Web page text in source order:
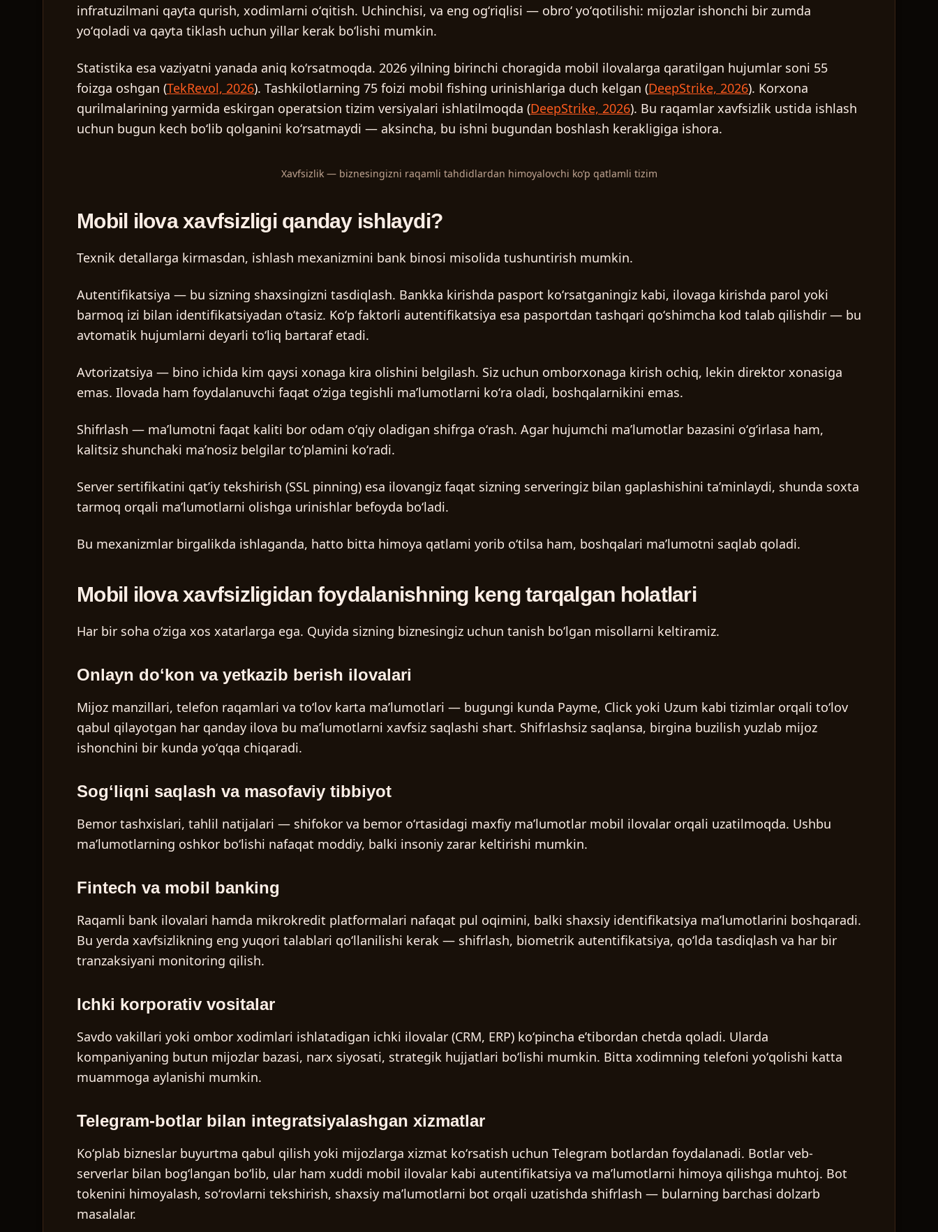
UZ
infratuzilmani qayta qurish, xodimlarni oʻqitish. Uchinchisi, va eng ogʻriqlisi — obroʻ yoʻqotilishi: mijozlar ishonchi bir zumda
yoʻqoladi va qayta tiklash uchun yillar kerak boʻlishi mumkin.
Statistika esa vaziyatni yanada aniq koʻrsatmoqda. 2026 yilning birinchi choragida mobil ilovalarga qaratilgan hujumlar soni 55
foizga oshgan (TekRevol, 2026). Tashkilotlarning 75 foizi mobil fishing urinishlariga duch kelgan (DeepStrike, 2026). Korxona
qurilmalarining yarmida eskirgan operatsion tizim versiyalari ishlatilmoqda (DeepStrike, 2026). Bu raqamlar xavfsizlik ustida ishlash
uchun bugun kech boʻlib qolganini koʻrsatmaydi — aksincha, bu ishni bugundan boshlash kerakligiga ishora.
Xavfsizlik — biznesingizni raqamli tahdidlardan himoyalovchi koʻp qatlamli tizim
Mobil ilova xavfsizligi qanday ishlaydi?
Texnik detallarga kirmasdan, ishlash mexanizmini bank binosi misolida tushuntirish mumkin.
Autentifikatsiya — bu sizning shaxsingizni tasdiqlash. Bankka kirishda pasport koʻrsatganingiz kabi, ilovaga kirishda parol yoki
barmoq izi bilan identifikatsiyadan oʻtasiz. Koʻp faktorli autentifikatsiya esa pasportdan tashqari qoʻshimcha kod talab qilishdir — bu
avtomatik hujumlarni deyarli toʻliq bartaraf etadi.
Avtorizatsiya — bino ichida kim qaysi xonaga kira olishini belgilash. Siz uchun omborxonaga kirish ochiq, lekin direktor xonasiga
emas. Ilovada ham foydalanuvchi faqat oʻziga tegishli maʼlumotlarni koʻra oladi, boshqalarnikini emas.
Shifrlash — maʼlumotni faqat kaliti bor odam oʻqiy oladigan shifrga oʻrash. Agar hujumchi maʼlumotlar bazasini oʻgʻirlasa ham,
kalitsiz shunchaki maʼnosiz belgilar toʻplamini koʻradi.
Server sertifikatini qatʼiy tekshirish (SSL pinning) esa ilovangiz faqat sizning serveringiz bilan gaplashishini taʼminlaydi, shunda soxta
tarmoq orqali maʼlumotlarni olishga urinishlar befoyda boʻladi.
Bu mexanizmlar birgalikda ishlaganda, hatto bitta himoya qatlami yorib oʻtilsa ham, boshqalari maʼlumotni saqlab qoladi.
Mobil ilova xavfsizligidan foydalanishning keng tarqalgan holatlari
Har bir soha oʻziga xos xatarlarga ega. Quyida sizning biznesingiz uchun tanish boʻlgan misollarni keltiramiz.
Onlayn doʻkon va yetkazib berish ilovalari
Mijoz manzillari, telefon raqamlari va toʻlov karta maʼlumotlari — bugungi kunda Payme, Click yoki Uzum kabi tizimlar orqali toʻlov
qabul qilayotgan har qanday ilova bu maʼlumotlarni xavfsiz saqlashi shart. Shifrlashsiz saqlansa, birgina buzilish yuzlab mijoz
ishonchini bir kunda yoʻqqa chiqaradi.
Sogʻliqni saqlash va masofaviy tibbiyot
Bemor tashxislari, tahlil natijalari — shifokor va bemor oʻrtasidagi maxfiy maʼlumotlar mobil ilovalar orqali uzatilmoqda. Ushbu
maʼlumotlarning oshkor boʻlishi nafaqat moddiy, balki insoniy zarar keltirishi mumkin.
Fintech va mobil banking
Raqamli bank ilovalari hamda mikrokredit platformalari nafaqat pul oqimini, balki shaxsiy identifikatsiya maʼlumotlarini boshqaradi.
Bu yerda xavfsizlikning eng yuqori talablari qoʻllanilishi kerak — shifrlash, biometrik autentifikatsiya, qoʻlda tasdiqlash va har bir
tranzaksiyani monitoring qilish.
Ichki korporativ vositalar
Savdo vakillari yoki ombor xodimlari ishlatadigan ichki ilovalar (CRM, ERP) koʻpincha eʼtibordan chetda qoladi. Ularda
kompaniyaning butun mijozlar bazasi, narx siyosati, strategik hujjatlari boʻlishi mumkin. Bitta xodimning telefoni yoʻqolishi katta
muammoga aylanishi mumkin.
Telegram-botlar bilan integratsiyalashgan xizmatlar
Koʻplab bizneslar buyurtma qabul qilish yoki mijozlarga xizmat koʻrsatish uchun Telegram botlardan foydalanadi. Botlar veb-
serverlar bilan bogʻlangan boʻlib, ular ham xuddi mobil ilovalar kabi autentifikatsiya va maʼlumotlarni himoya qilishga muhtoj. Bot
tokenini himoyalash, soʻrovlarni tekshirish, shaxsiy maʼlumotlarni bot orqali uzatishda shifrlash — bularning barchasi dolzarb
masalalar.